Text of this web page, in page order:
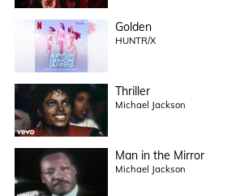
Golden
HUNTR/X
Thriller
Michael Jackson
Man in the Mirror
Michael Jackson